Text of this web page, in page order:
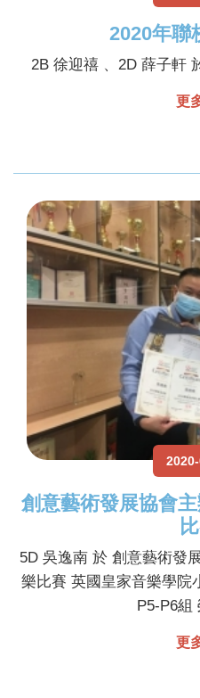
2020年聯
2B 徐迎禧 、2D 薛子軒
更
創意藝術發展協會
5D 吳逸南 於 創意藝術發
樂比賽 英國皇家音樂學院
P5-P6組
更